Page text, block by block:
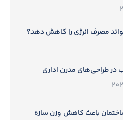
مصرف انرژی را کاهش دهد؟
طراحی‌های مدرن اداری
باعث کاهش وزن سازه